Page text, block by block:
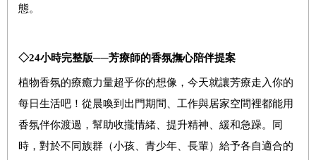
態。
◇24小時完整版──芳療師的香氛撫心陪伴提案
植物香氛的療癒力量超乎你的想像，今天就讓芳療走入你的
每日生活吧！從晨喚到出門期間、工作與居家空間裡都能用
香氛伴你渡過，幫助收攏情緒、提升精神、緩和急躁。同
時，對於不同族群（小孩、青少年、長輩）給予各自適合的